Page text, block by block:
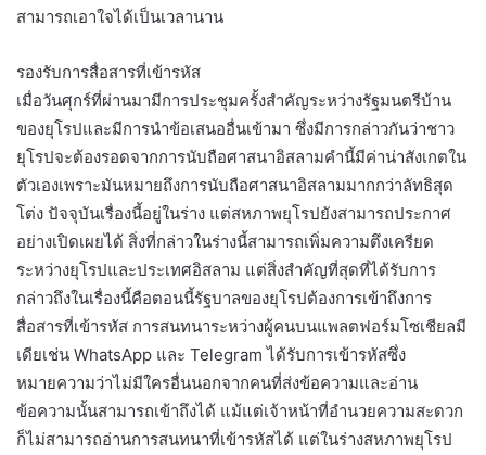
สามารถเอาใจได้เป็นเวลานาน
รองรับการสื่อสารที่เข้ารหัส
เมื่อวันศุกร์ที่ผ่านมามีการประชุมครั้งสำคัญระหว่างรัฐมนตรีบ้าน
ของยุโรปและมีการนำข้อเสนออื่นเข้ามา ซึ่งมีการกล่าวกันว่าชาว
ยุโรปจะต้องรอดจากการนับถือศาสนาอิสลามคำนี้มีค่าน่าสังเกตใน
ตัวเองเพราะมันหมายถึงการนับถือศาสนาอิสลามมากกว่าลัทธิสุด
โต่ง ปัจจุบันเรื่องนี้อยู่ในร่าง แต่สหภาพยุโรปยังสามารถประกาศ
อย่างเปิดเผยได้ สิ่งที่กล่าวในร่างนี้สามารถเพิ่มความตึงเครียด
ระหว่างยุโรปและประเทศอิสลาม แต่สิ่งสำคัญที่สุดที่ได้รับการ
กล่าวถึงในเรื่องนี้คือตอนนี้รัฐบาลของยุโรปต้องการเข้าถึงการ
สื่อสารที่เข้ารหัส การสนทนาระหว่างผู้คนบนแพลตฟอร์มโซเชียลมี
เดียเช่น WhatsApp และ Telegram ได้รับการเข้ารหัสซึ่ง
หมายความว่าไม่มีใครอื่นนอกจากคนที่ส่งข้อความและอ่าน
ข้อความนั้นสามารถเข้าถึงได้ แม้แต่เจ้าหน้าที่อำนวยความสะดวก
ก็ไม่สามารถอ่านการสนทนาที่เข้ารหัสได้ แต่ในร่างสหภาพยุโรป